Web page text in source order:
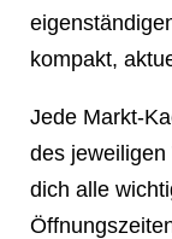
kompakt,
Jede Markt-
des
dich alle